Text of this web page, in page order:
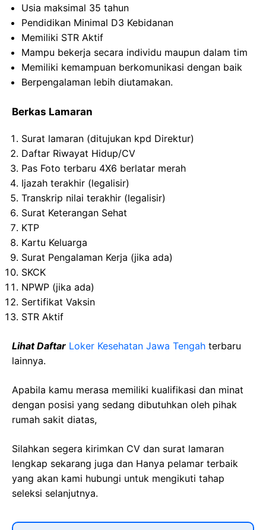
Usia maksimal 35 tahun
Pendidikan Minimal D3 Kebidanan
Memiliki STR Aktif
Mampu bekerja secara individu maupun dalam tim
Memiliki kemampuan berkomunikasi dengan baik
Berpengalaman lebih diutamakan.
Berkas Lamaran
Surat lamaran (ditujukan kpd Direktur)
Daftar Riwayat Hidup/CV
Pas Foto terbaru 4X6 berlatar merah
Ijazah terakhir (legalisir)
Transkrip nilai terakhir (legalisir)
Surat Keterangan Sehat
KTP
Kartu Keluarga
Surat Pengalaman Kerja (jika ada)
SKCK
NPWP (jika ada)
Sertifikat Vaksin
STR Aktif
Lihat Daftar Loker Kesehatan Jawa Tengah terbaru
lainnya.
Apabila kamu merasa memiliki kualifikasi dan minat
dengan posisi yang sedang dibutuhkan oleh pihak
rumah sakit diatas,
Silahkan segera kirimkan CV dan surat lamaran
lengkap sekarang juga dan Hanya pelamar terbaik
yang akan kami hubungi untuk mengikuti tahap
seleksi selanjutnya.